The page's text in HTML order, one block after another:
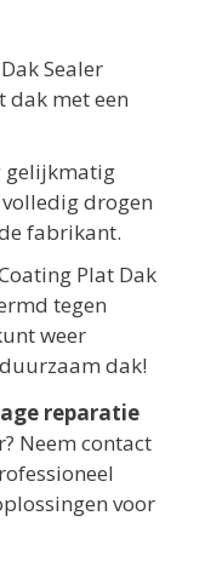
Sealer
met een
gelijkmatig
drogen
fabrikant.
Plat Dak
tegen
weer
dak!
reparatie
Neem contact
voor